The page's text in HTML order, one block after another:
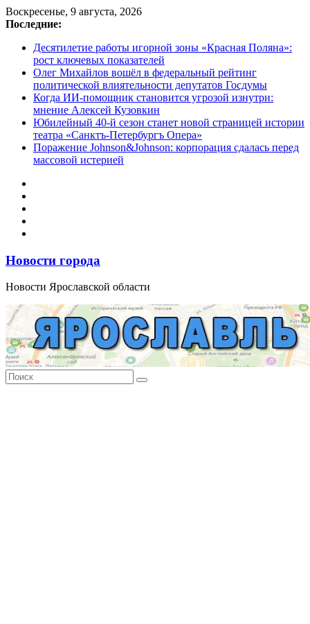
Перейти
к
Воскресенье, 9 августа, 2026
Последние:
Десятилетие работы игорной зоны «Красная Поляна»:
рост ключевых показателей
Олег Михайлов вошёл в федеральный рейтинг
политической влиятельности депутатов Госдумы
Когда ИИ-помощник становится угрозой изнутри:
мнение Алексей Кузовкин
Юбилейный 40-й сезон станет новой страницей истории
театра «Санктъ-Петербургъ Опера»
Поражение Johnson&Johnson: корпорация сдалась перед
массовой истерией
Новости города
Новости Ярославской области